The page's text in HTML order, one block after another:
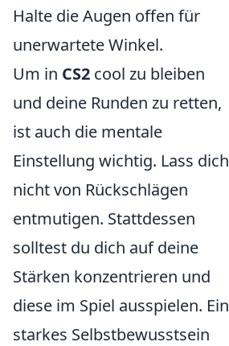
Halte die Augen offen für
unerwartete Winkel.
Um in CS2 cool zu bleiben
und deine Runden zu retten,
ist auch die mentale
Einstellung wichtig. Lass dich
nicht von Rückschlägen
entmutigen. Stattdessen
solltest du dich auf deine
Stärken konzentrieren und
diese im Spiel ausspielen. Ein
starkes Selbstbewusstsein